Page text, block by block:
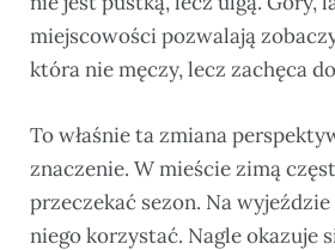
miejscowości pozwalają
która nie męczy, lecz zachęca
To właśnie ta zmiana
znaczenie. W mieście zimą
przeczekać sezon. Na
niego korzystać. Nagle okazuje